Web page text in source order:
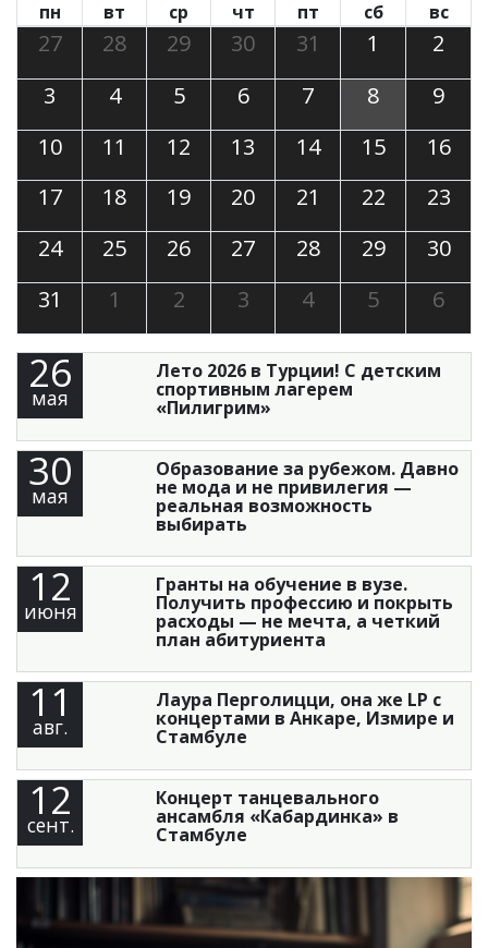
пн вт ср чт пт сб вс
27 28 29 30 31 1
2
3
4 5 6 7 8
9
10
11 12 13 14 15
16
17
18 19 20 21 22
23
24
25 26 27 28 29
30
31
1 2 3 4 5 6
26
мая
Лето 2026 в Турции! С детским
спортивным лагерем
«Пилигрим»
30
мая
Образование за рубежом. Давно
не мода и не привилегия —
реальная возможность
выбирать
12
июня
Гранты на обучение в вузе.
Получить профессию и покрыть
расходы — не мечта, а четкий
план абитуриента
11
авг.
Лаура Перголицци, она же LP с
концертами в Анкаре, Измире и
Стамбуле
12
сент.
Концерт танцевального
ансамбля «Кабардинка» в
Стамбуле